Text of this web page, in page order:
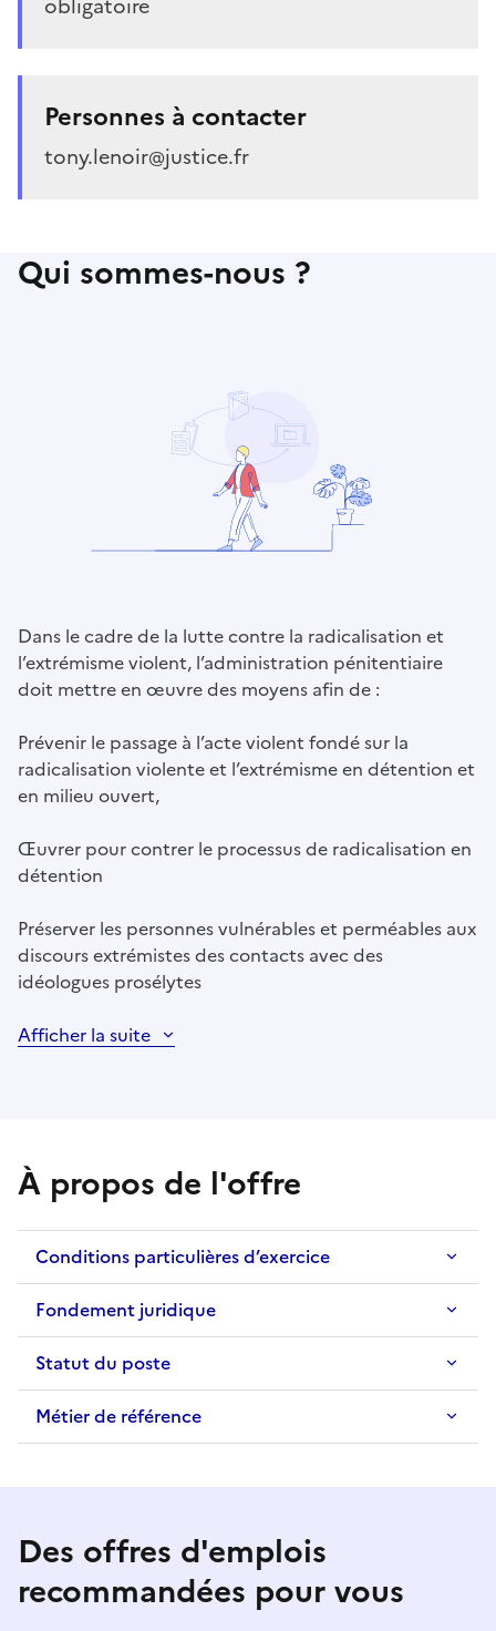
obligatoire
Personnes à contacter
tony.lenoir@justice.fr
Qui sommes-nous ?
Dans le cadre de la lutte contre la radicalisation et
l’extrémisme violent, l’administration pénitentiaire
doit mettre en œuvre des moyens afin de :
Prévenir le passage à l’acte violent fondé sur la
radicalisation violente et l’extrémisme en détention et
en milieu ouvert,
Œuvrer pour contrer le processus de radicalisation en
détention
Préserver les personnes vulnérables et perméables aux
discours extrémistes des contacts avec des
idéologues prosélytes
Afficher la suite
À propos de l'offre
Conditions particulières d’exercice
Fondement juridique
Statut du poste
Métier de référence
Des offres d'emplois
recommandées pour vous